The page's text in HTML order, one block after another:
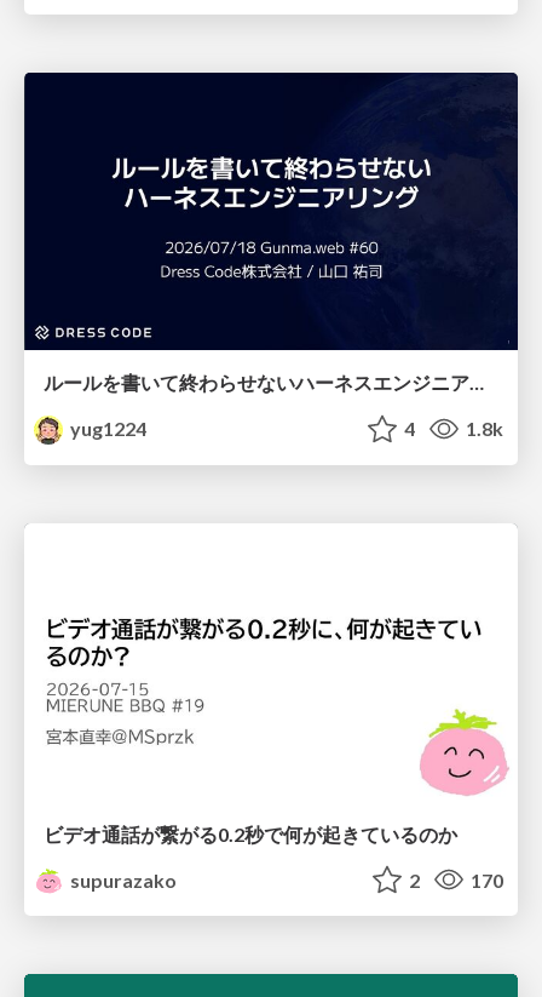
ルールを書いて終わらせないハーネスエンジニアリング
yug1224
4 1.8k
ビデオ通話が繋がる0.2秒で何が起きているのか
supurazako
2 170